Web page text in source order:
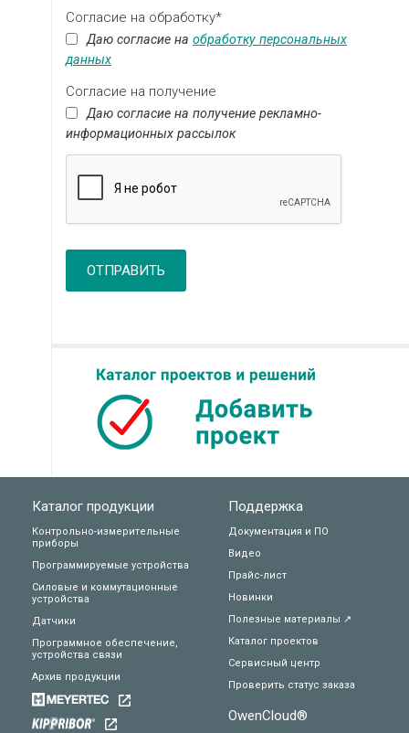
Согласие на обработку*
Даю согласие на обработку персональных
данных
Согласие на получение
Даю согласие на получение рекламно-
информационных рассылок
ОТПРАВИТЬ
Каталог продукции
Контрольно-измерительные
приборы
Программируемые устройства
Силовые и коммутационные
устройства
Датчики
Программное обеспечение,
устройства связи
Архив продукции
Поддержка
Документация и ПО
Видео
Прайс-лист
Новинки
Полезные материалы ↗
Каталог проектов
Сервисный центр
Проверить статус заказа
OwenCloud®